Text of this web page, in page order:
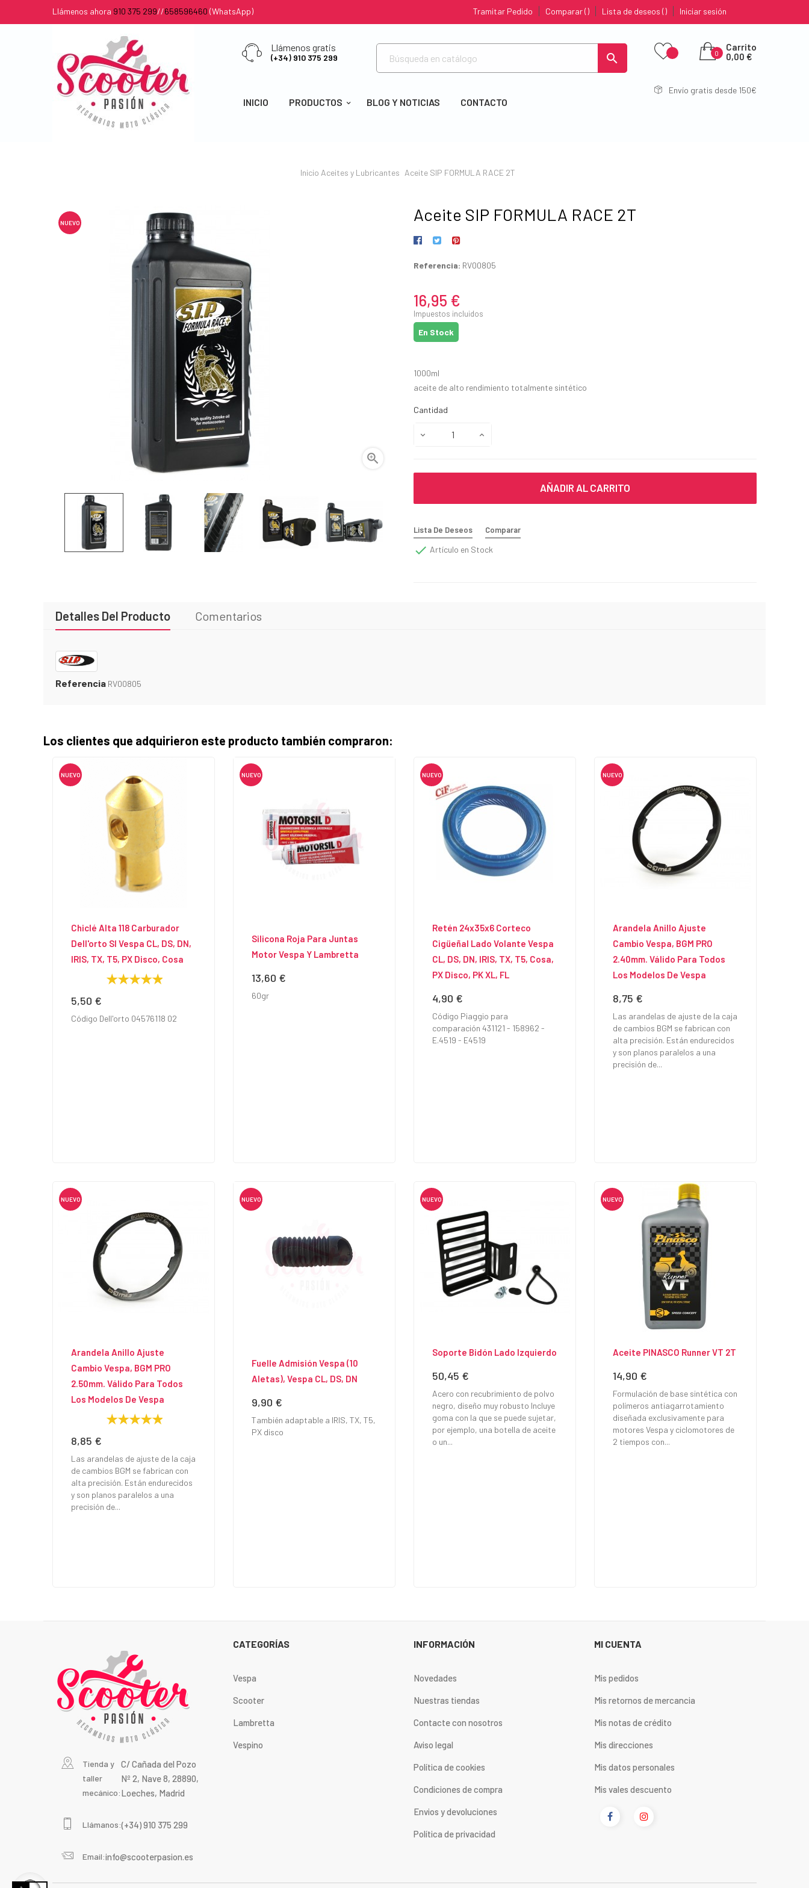
Llámenos ahora 910 375 299//658596460 (WhatsApp) Iniciar sesión
Lista de deseos
Comparar
Tramitar Pedido
Llámenos gratis
(+34) 910 375 299 
INICIO PRODUCTOS BLOG Y NOTICIAS CONTACTO
0
Carrito
0,00 €
Envío gratis desde 150€
Inicio Aceites y Lubricantes Aceite SIP FORMULA RACE 2T
NUEVO

Aceite SIP FORMULA RACE 2T
Referencia: RV00805
16,95 €
Impuestos incluidos
En Stock
1000ml
aceite de alto rendimiento totalmente sintético
Cantidad
AÑADIR AL CARRITO
Lista De Deseos Comparar
 Artículo en Stock
Detalles Del Producto Comentarios
Referencia RV00805
Los clientes que adquirieron este producto también compraron:
NUEVO
Chiclé Alta 118 Carburador
Dell'orto SI Vespa CL, DS, DN,
IRIS, TX, T5, PX Disco, Cosa
Precio
5,50 €
Código Dell'orto 04576118 02
NUEVO
Silicona Roja Para Juntas
Motor Vespa Y Lambretta
Precio
13,60 €
60gr
NUEVO
Retén 24x35x6 Corteco
Cigüeñal Lado Volante Vespa
CL, DS, DN, IRIS, TX, T5, Cosa,
PX Disco, PK XL, FL
Precio
4,90 €
Código Piaggio para
comparación 431121 - 158962 -
E.4519 - E4519
NUEVO
Arandela Anillo Ajuste
Cambio Vespa, BGM PRO
2.40mm. Válido Para Todos
Los Modelos De Vespa
Precio
8,75 €
Las arandelas de ajuste de la caja
de cambios BGM se fabrican con
alta precisión. Están endurecidos
y son planos paralelos a una
precisión de...
NUEVO
Arandela Anillo Ajuste
Cambio Vespa, BGM PRO
2.50mm. Válido Para Todos
Los Modelos De Vespa
Precio
8,85 €
Las arandelas de ajuste de la caja
de cambios BGM se fabrican con
alta precisión. Están endurecidos
y son planos paralelos a una
precisión de...
NUEVO
Fuelle Admisión Vespa (10
Aletas), Vespa CL, DS, DN
Precio
9,90 €
También adaptable a IRIS, TX, T5,
PX disco
NUEVO
Soporte Bidón Lado Izquierdo
Precio
50,45 €
Acero con recubrimiento de polvo
negro, diseño muy robusto Incluye
goma con la que se puede sujetar,
por ejemplo, una botella de aceite
o un...
NUEVO
Aceite PINASCO Runner VT 2T
Precio
14,90 €
Formulación de base sintética con
polímeros antiagarrotamiento
diseñada exclusivamente para
motores Vespa y ciclomotores de
2 tiempos con...
Tienda y
taller
mecánico:
C/ Cañada del Pozo
Nº 2, Nave 8, 28890,
Loeches, Madrid
Llámanos:(+34) 910 375 299
Email:info@scooterpasion.es
CATEGORÍAS
Vespa
Scooter
Lambretta
Vespino
INFORMACIÓN
Novedades
Nuestras tiendas
Contacte con nosotros
Aviso legal
Política de cookies
Condiciones de compra
Envios y devoluciones
Política de privacidad
MI CUENTA
Mis pedidos
Mis retornos de mercancia
Mis notas de crédito
Mis direcciones
Mis datos personales
Mis vales descuento